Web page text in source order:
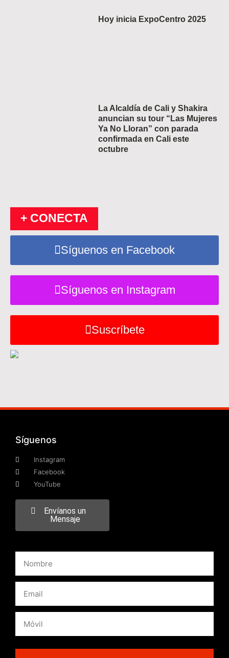
Hoy inicia ExpoCentro 2025
La Alcaldía de Cali y Shakira
anuncian su tour “Las Mujeres
Ya No Lloran” con parada
confirmada en Cali este
octubre
+ CONECTA
Síguenos en Facebook
Síguenos en Instagram
Suscríbete
Síguenos
Instagram
Facebook
YouTube
Envíanos un
Mensaje